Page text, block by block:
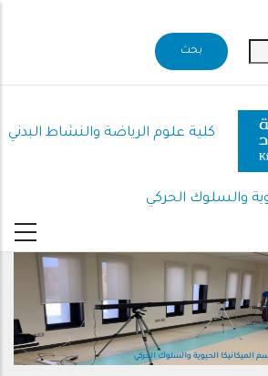
كلية علوم الرياضة والنشاط البدني
والسلوك الحركي
الميكانيكا الحيوية والسلوك الحركي